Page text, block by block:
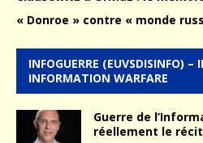
« Donroe » contre « monde
INFOGUERRE (EUVSDISINFO) –
INFORMATION WARFARE
Guerre de
réellement le